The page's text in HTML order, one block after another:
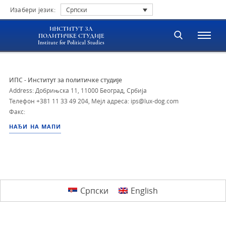
Изабери језик: Српски
ИНСТИТУТ ЗА
ПОЛИТИЧКЕ СТУДИЈЕ
Institute for Political Studies
ИПС - Институт за политичке студије
Address: Добрињска 11, 11000 Београд, Србија
Телефон +381 11 33 49 204 Мејл адреса: ips@lux-dog.com
Факс:
НАЂИ НА МАПИ
Српски English